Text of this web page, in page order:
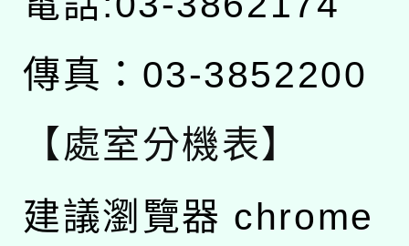
傳真：03-3852200
【處室分機表】
建議瀏覽器 chrome